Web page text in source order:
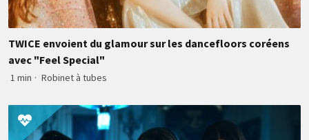
TWICE envoient du glamour sur les dancefloors coréens
avec "Feel Special"
1 min · Robinet à tubes